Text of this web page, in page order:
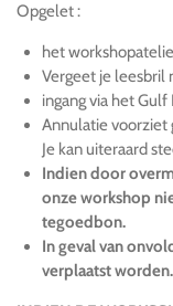
Opgelet :
het
Vergeet je leesbril
ingang via het
Annulatie voorziet
Je kan uiteraard
Indien door
onze workshop
tegoedbon.
In geval van
verplaatst worden.